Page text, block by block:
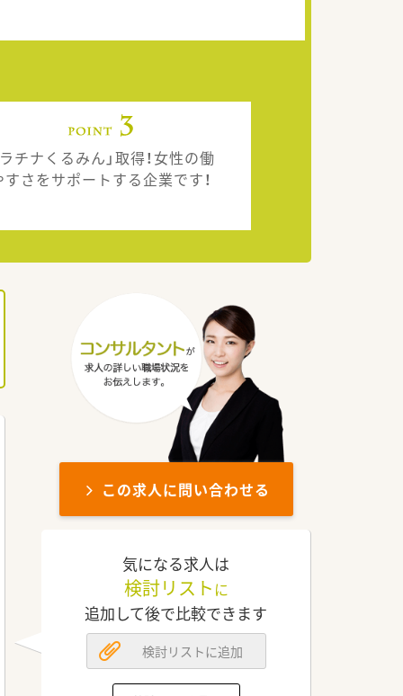
ラチナくるみん」取得！女性の働
すさをサポートする企業です！
この求人に問い合わせる
気になる求人は
検討リスト に
追加して後で比較できます
検討リストに追加